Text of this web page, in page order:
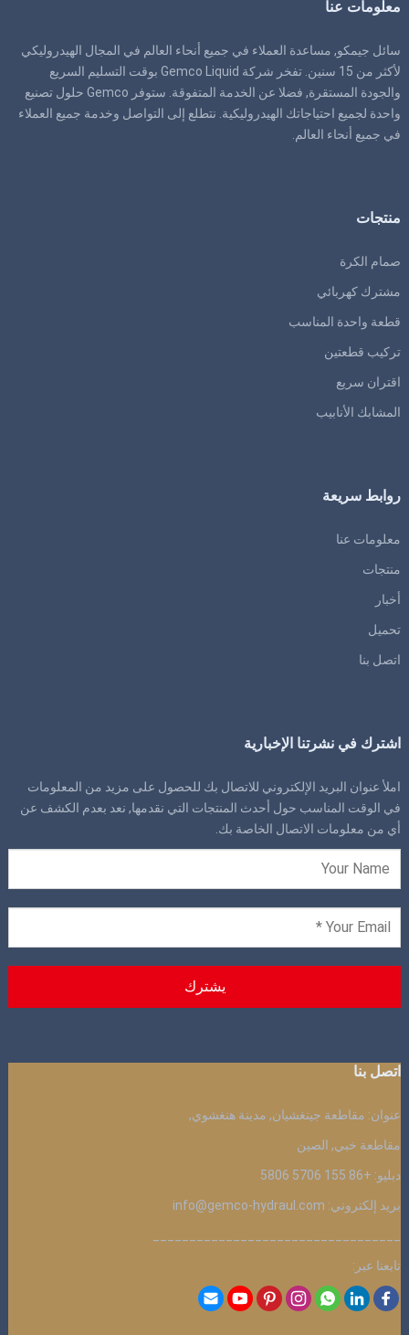
معلومات عنا
سائل جيمكو, مساعدة العملاء في جميع أنحاء العالم في المجال الهيدروليكي
لأكثر من 15 سنين. تفخر شركة Gemco Liquid بوقت التسليم السريع
والجودة المستقرة, فضلا عن الخدمة المتفوقة. ستوفر Gemco حلول تصنيع
واحدة لجميع احتياجاتك الهيدروليكية. نتطلع إلى التواصل وخدمة جميع العملاء
في جميع أنحاء العالم.
منتجات
صمام الكرة
مشترك كهربائي
قطعة واحدة المناسب
تركيب قطعتين
اقتران سريع
المشابك الأنابيب
روابط سريعة
معلومات عنا
منتجات
أخبار
تحميل
اتصل بنا
اشترك في نشرتنا الإخبارية
املأ عنوان البريد الإلكتروني للاتصال بك للحصول على مزيد من المعلومات
في الوقت المناسب حول أحدث المنتجات التي نقدمها, نعد بعدم الكشف عن
أي من معلومات الاتصال الخاصة بك.
اتصل بنا
عنوان: مقاطعة جينغشيان, مدينة هنغشوي,
مقاطعة خبي, الصين
دبليو: +86 155 5706 5806
بريد إلكتروني: info@gemco-hydraul.com
تابعنا عبر: